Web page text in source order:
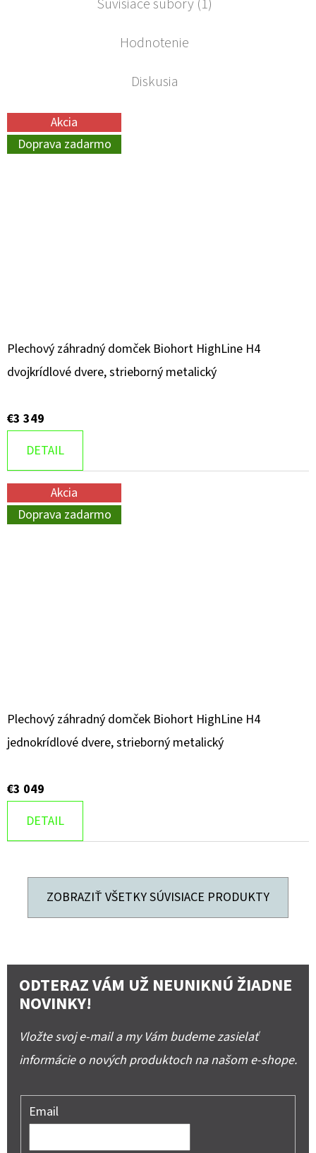
Súvisiace súbory (1)
Hodnotenie
Diskusia
Akcia
Doprava zadarmo
Plechový záhradný domček Biohort HighLine H4
dvojkrídlové dvere, strieborný metalický
€3 349
DETAIL
Akcia
Doprava zadarmo
Plechový záhradný domček Biohort HighLine H4
jednokrídlové dvere, strieborný metalický
€3 049
DETAIL
ZOBRAZIŤ VŠETKY SÚVISIACE PRODUKTY
ODTERAZ VÁM UŽ NEUNIKNÚ ŽIADNE
NOVINKY!
Vložte svoj e-mail a my Vám budeme zasielať
informácie o nových produktoch na našom e-shope.
Email